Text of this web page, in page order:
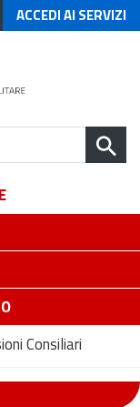
ACCEDI AI SERVIZI
Consiliari